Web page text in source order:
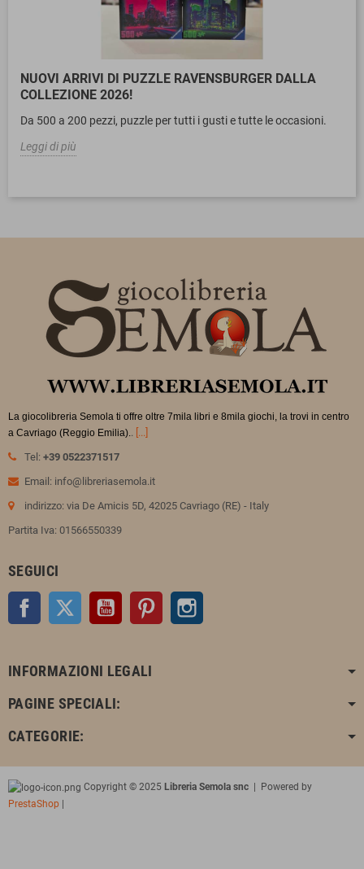
NUOVI ARRIVI DI PUZZLE RAVENSBURGER DALLA
COLLEZIONE 2026!
Da 500 a 200 pezzi, puzzle per tutti i gusti e tutte le occasioni.
Leggi di più
La giocolibreria Semola ti offre oltre 7mila libri e 8mila giochi, la trovi in centro
a Cavriago (Reggio Emilia). . [...]
Tel: +39 0522371517
Email: info@libreriasemola.it
indirizzo: via De Amicis 5D, 42025 Cavriago (RE) - Italy
Partita Iva: 01566550339
SEGUICI
Facebook Twitter YouTube Pinterest
INFORMAZIONI LEGALI
PAGINE SPECIALI:
CATEGORIE:
Copyright © 2025 Libreria Semola snc | Powered by
PrestaShop |